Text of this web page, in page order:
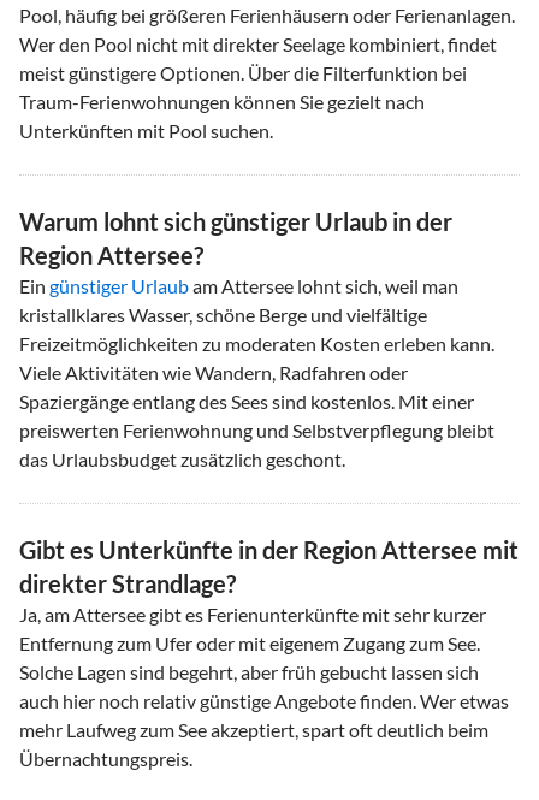
Pool, häufig bei größeren Ferienhäusern oder Ferienanlagen.
Wer den Pool nicht mit direkter Seelage kombiniert, findet
meist günstigere Optionen. Über die Filterfunktion bei
Traum-Ferienwohnungen können Sie gezielt nach
Unterkünften mit Pool suchen.
Warum lohnt sich günstiger Urlaub in der
Region Attersee?
Ein günstiger Urlaubam Attersee lohnt sich, weil man
kristallklares Wasser, schöne Berge und vielfältige
Freizeitmöglichkeiten zu moderaten Kosten erleben kann.
Viele Aktivitäten wie Wandern, Radfahren oder
Spaziergänge entlang des Sees sind kostenlos. Mit einer
preiswerten Ferienwohnung und Selbstverpflegung bleibt
das Urlaubsbudget zusätzlich geschont.
Gibt es Unterkünfte in der Region Attersee mit
direkter Strandlage?
Ja, am Attersee gibt es Ferienunterkünfte mit sehr kurzer
Entfernung zum Ufer oder mit eigenem Zugang zum See.
Solche Lagen sind begehrt, aber früh gebucht lassen sich
auch hier noch relativ günstige Angebote finden. Wer etwas
mehr Laufweg zum See akzeptiert, spart oft deutlich beim
Übernachtungspreis.